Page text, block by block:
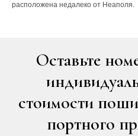
расположена недалеко от Неаполя.
Оставьте
стоимости
портного